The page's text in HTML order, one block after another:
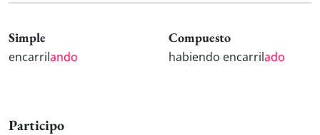
Simple
encarrilando
Compuesto
habiendo encarrilado
Participo